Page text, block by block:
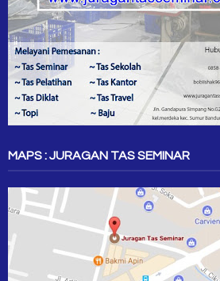
MAPS : JURAGAN TAS SEMINAR